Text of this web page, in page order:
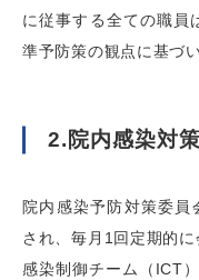
に従事する全ての職員
準予防策の観点に基づ
2.院内感染対
院内感染予防対策委
され、毎月1回定期的に
感染制御チーム（ICT